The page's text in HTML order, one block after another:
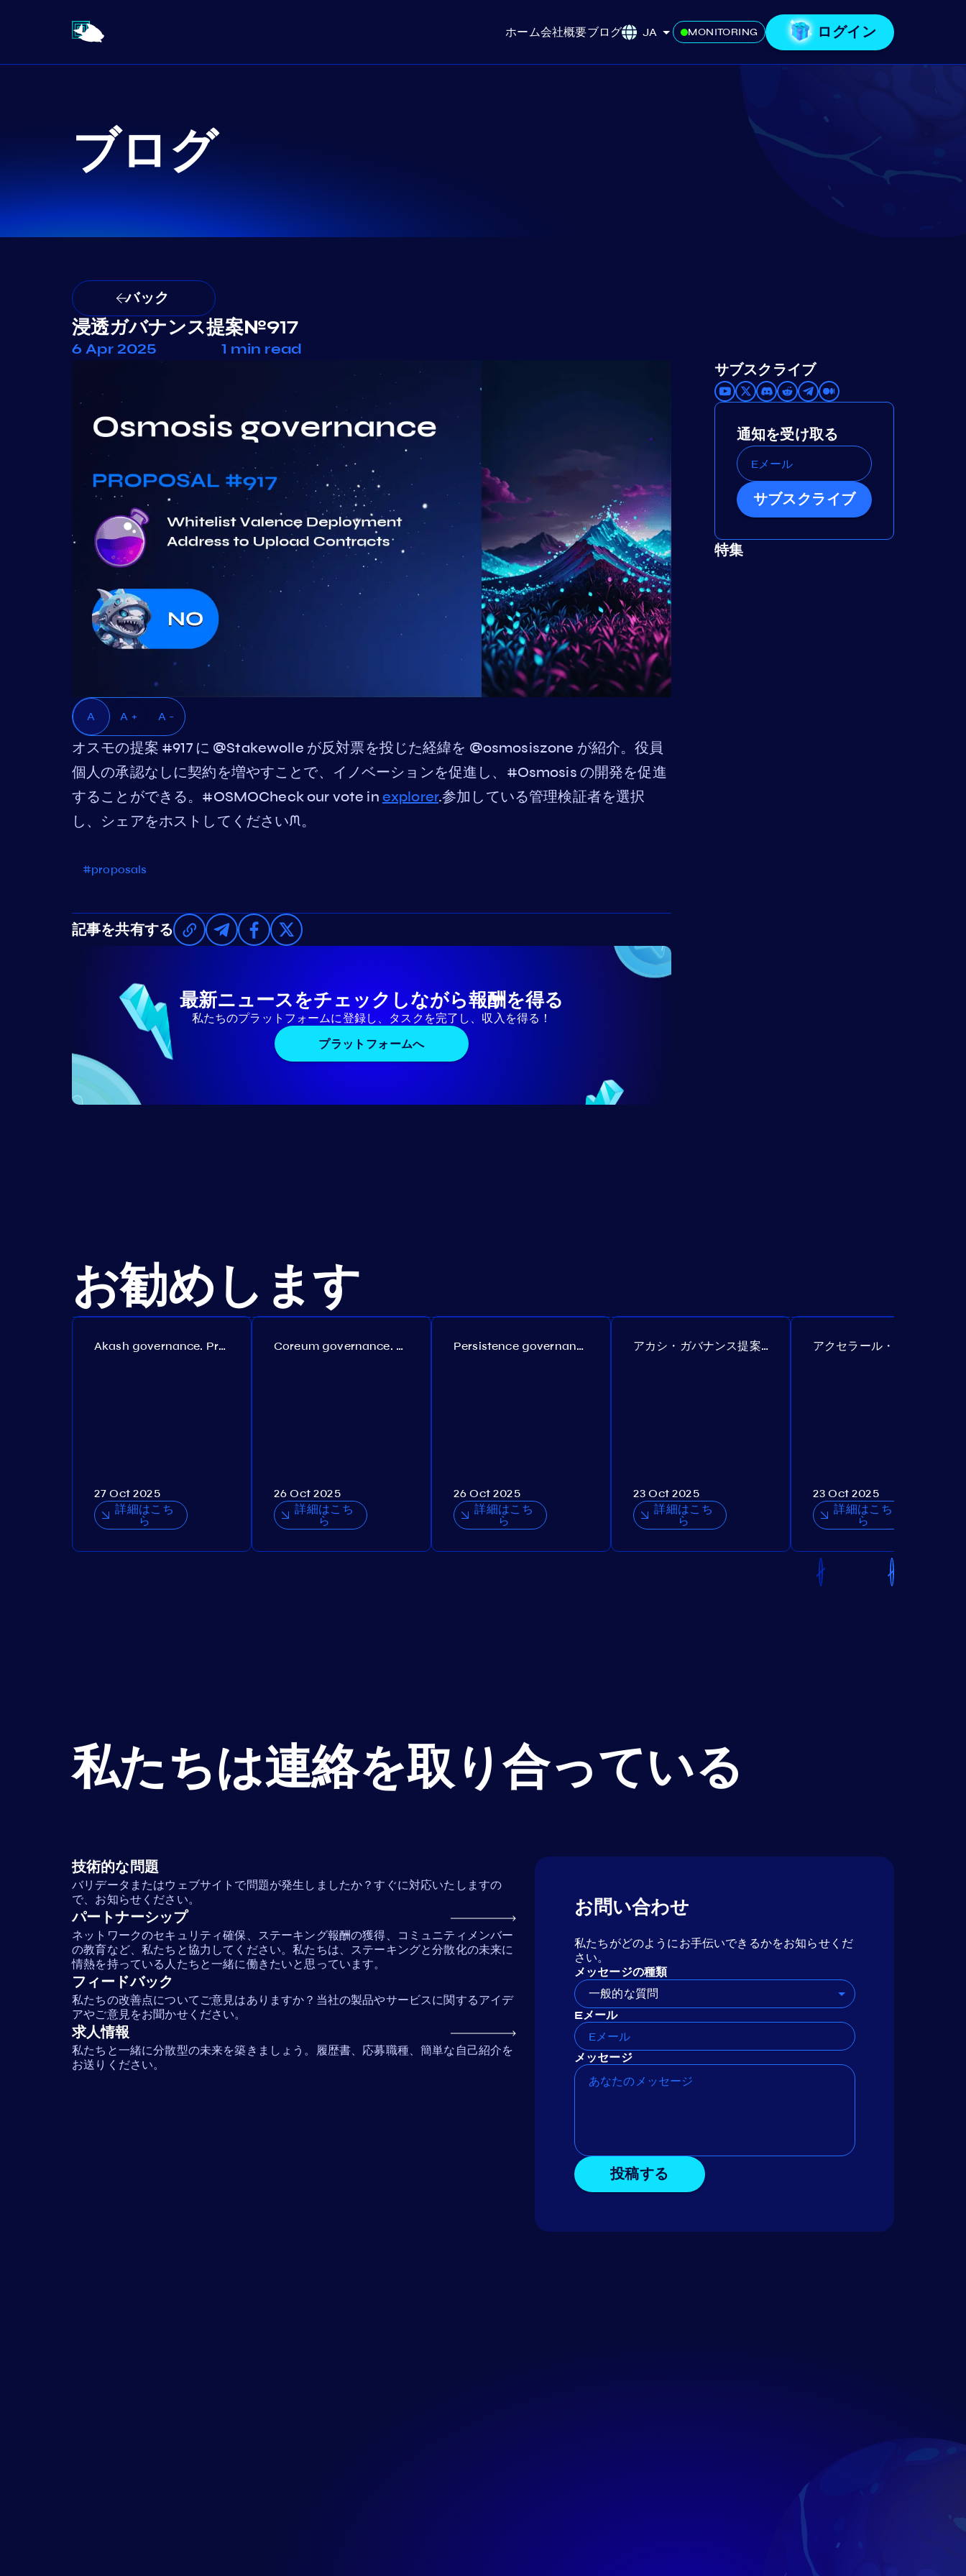
ホーム会社概要ブログ JA MONITORING ログイン
ブログ
バック
浸透ガバナンス提案№917
6 Apr 2025 1 min read
A A + A -
オスモの提案 #917 に @Stakewolle が反対票を投じた経緯を @osmosiszone が紹介。役員
個人の承認なしに契約を増やすことで、イノベーションを促進し、#Osmosis の開発を促進
することができる。#OSMOCheck our vote in explorer.参加している管理検証者を選択
し、シェアをホストしてくださいᙏ。
#proposals
記事を共有する
最新ニュースをチェックしながら報酬を得る
私たちのプラットフォームに登録し、タスクを完了し、収入を得る！
プラットフォームへ
サブスクライブ
通知を受け取る
サブスクライブ
特集
お勧めします
Akash governance. Proposal №308
27 Oct 2025
詳細はこち
ら
Coreum governance. Proposal №22
26 Oct 2025
詳細はこち
ら
Persistence governance. Proposal №150
26 Oct 2025
詳細はこち
ら
アカシ・ガバナンス提案№307
23 Oct 2025
詳細はこち
ら
23 Oct 2025
詳細はこち
ら
私たちは連絡を取り合っている
技術的な問題
バリデータまたはウェブサイトで問題が発生しましたか？すぐに対応いたしますの
で、お知らせください。
パートナーシップ
ネットワークのセキュリティ確保、ステーキング報酬の獲得、コミュニティメンバー
の教育など、私たちと協力してください。私たちは、ステーキングと分散化の未来に
情熱を持っている人たちと一緒に働きたいと思っています。
フィードバック
私たちの改善点についてご意見はありますか？当社の製品やサービスに関するアイデ
アやご意見をお聞かせください。
求人情報
私たちと一緒に分散型の未来を築きましょう。履歴書、応募職種、簡単な自己紹介を
お送りください。
お問い合わせ
私たちがどのようにお手伝いできるかをお知らせくだ
さい。
メッセージの種類
一般的な質問
Eメール
メッセージ
投稿する